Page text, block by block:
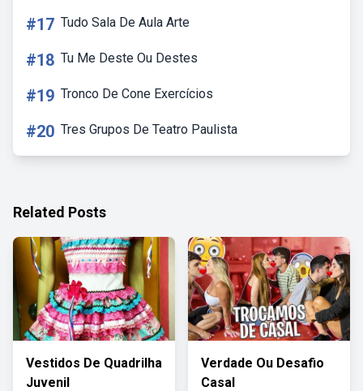
#17 Tudo Sala De Aula Arte
#18 Tu Me Deste Ou Destes
#19 Tronco De Cone Exercícios
#20 Tres Grupos De Teatro Paulista
Related Posts
Vestidos De Quadrilha
Juvenil
Verdade Ou Desafio
Casal